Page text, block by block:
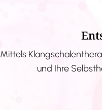
Mittels
und Ihre